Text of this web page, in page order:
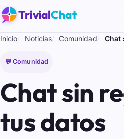
TrivialChat
Inicio Noticias Comunidad Chat
💬 Comunidad
Chat sin
tus datos